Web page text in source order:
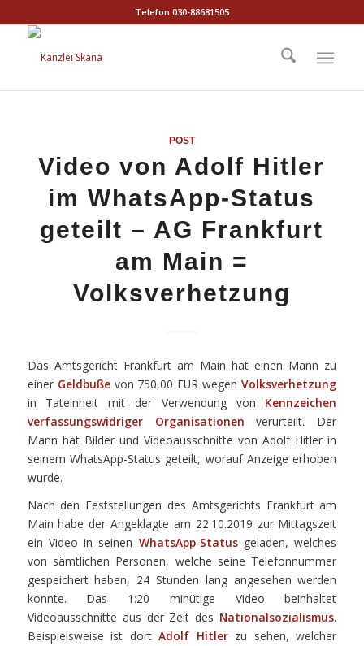
Telefon 030-88681505
POST
Video von Adolf Hitler
im WhatsApp-Status
geteilt – AG Frankfurt
am Main =
Volksverhetzung
Das Amtsgericht Frankfurt am Main hat einen Mann zu
einer Geldbußevon 750,00 EUR wegenVolksverhetzung
in Tateinheit mit der Verwendung von Kennzeichen
verfassungswidriger Organisationen verurteilt. Der
Mann hat Bilder und Videoausschnitte von Adolf Hitler in
seinem WhatsApp-Status geteilt, worauf Anzeige erhoben
wurde.
Nach den Feststellungen des Amtsgerichts Frankfurt am
Main habe der Angeklagte am 22.10.2019 zur Mittagszeit
ein Video in seinen WhatsApp-Statusgeladen, welches
von sämtlichen Personen, welche seine Telefonnummer
gespeichert haben, 24 Stunden lang angesehen werden
konnte. Das 1:20 minütige Video beinhaltet
Videoausschnitte aus der Zeit des Nationalsozialismus.
Beispielsweise ist dortAdolf Hitlerzu sehen, welcher